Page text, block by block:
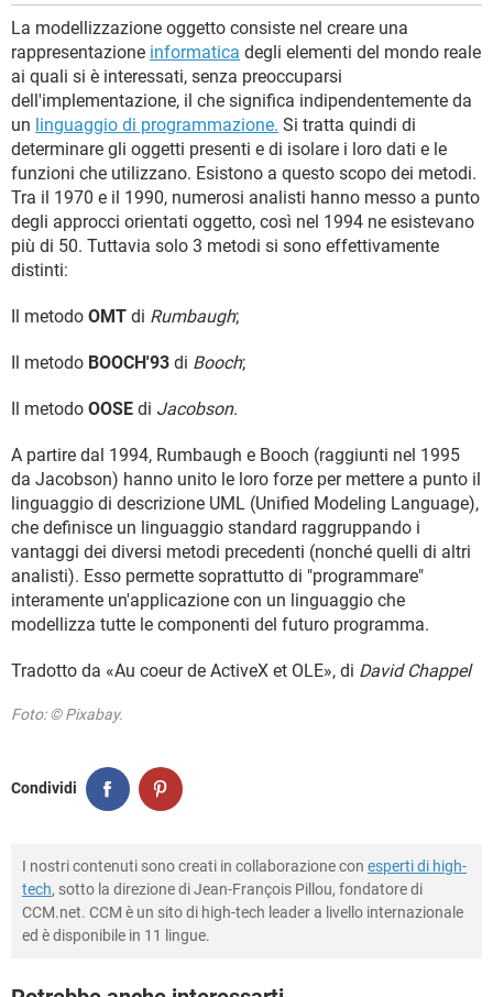
La modellizzazione oggetto consiste nel creare una
rappresentazione informatica degli elementi del mondo reale
ai quali si è interessati, senza preoccuparsi
dell'implementazione, il che significa indipendentemente da
un linguaggio di programmazione. Si tratta quindi di
determinare gli oggetti presenti e di isolare i loro dati e le
funzioni che utilizzano. Esistono a questo scopo dei metodi.
Tra il 1970 e il 1990, numerosi analisti hanno messo a punto
degli approcci orientati oggetto, così nel 1994 ne esistevano
più di 50. Tuttavia solo 3 metodi si sono effettivamente
distinti:
Il metodo OMT di Rumbaugh;
Il metodo BOOCH'93 di Booch;
Il metodo OOSE di Jacobson.
A partire dal 1994, Rumbaugh e Booch (raggiunti nel 1995
da Jacobson) hanno unito le loro forze per mettere a punto il
linguaggio di descrizione UML (Unified Modeling Language),
che definisce un linguaggio standard raggruppando i
vantaggi dei diversi metodi precedenti (nonché quelli di altri
analisti). Esso permette soprattutto di "programmare"
interamente un'applicazione con un linguaggio che
modellizza tutte le componenti del futuro programma.
Tradotto da «Au coeur de ActiveX et OLE», di David Chappel
Foto: © Pixabay.
Condividi
I nostri contenuti sono creati in collaborazione con esperti di high-
tech, sotto la direzione di Jean-François Pillou, fondatore di
CCM.net. CCM è un sito di high-tech leader a livello internazionale
ed è disponibile in 11 lingue.